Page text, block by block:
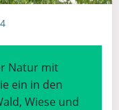
Natur mit
ein in den
Wiese und